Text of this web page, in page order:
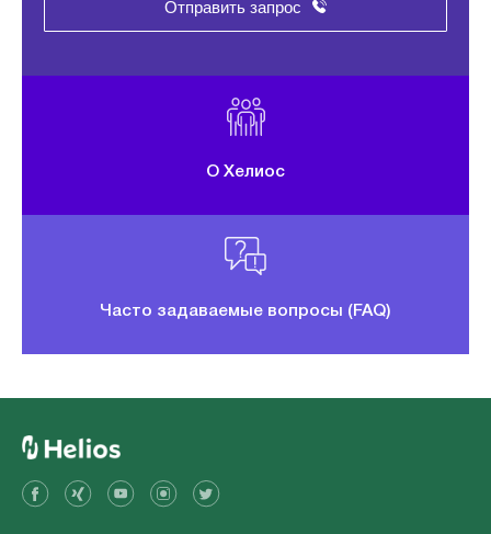
Отправить запрос
О Хелиос
Часто задаваемые вопросы (FAQ)